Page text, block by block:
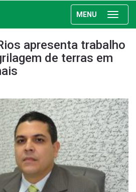
MENU
apresenta trabalho
de terras em